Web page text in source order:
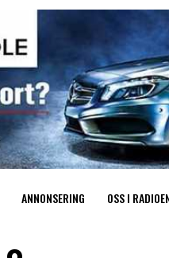
ANNONSERING OSS I